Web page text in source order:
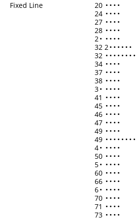
Fixed Line
20 • • • •
24 • • • •
27 • • • •
28 • • • •
2• • • • •
32 2• • • • • •
32 • • • • • • • •
34 • • • •
37 • • • •
38 • • • •
3• • • • •
41 • • • •
45 • • • •
46 • • • •
47 • • • •
49 • • • •
49 • • • • • • • •
4• • • • •
50 • • • •
5• • • • •
60 • • • •
66 • • • •
6• • • • •
70 • • • •
71 • • • •
73 • • • •